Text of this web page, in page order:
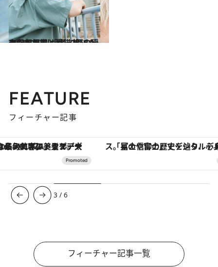
2021.7.17
三四郎相田と愛猫2匹の穏やかな日常 「僕、犬派だったんですけど...(笑)」
カルチャー
FEATURE
フィーチャー記事
「星のや富士」でデジタルデトックス。冨士信仰の歴史を辿り、心身を調える。
3 /6
フィーチャー記事一覧